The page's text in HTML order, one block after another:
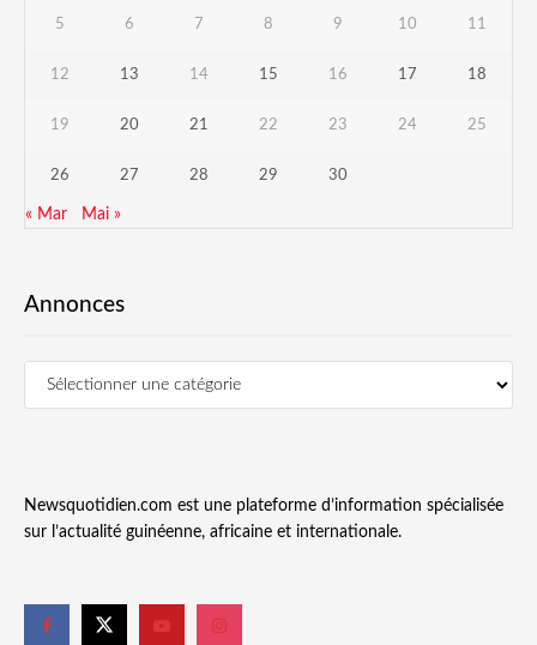
5 6 7 8 9 10 11
12 13 14 15 16 17 18
19 20 21 22 23 24 25
26 27 28 29 30
« Mar Mai »
Annonces
Newsquotidien.com est une plateforme d’information spécialisée
sur l’actualité guinéenne, africaine et internationale.